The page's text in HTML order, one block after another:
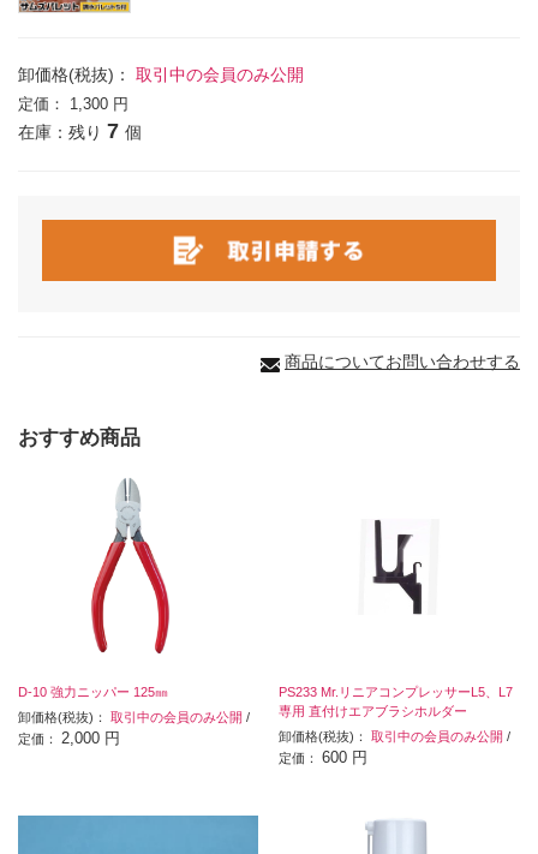
卸価格(税抜)： 取引中の会員のみ公開
定価： 1,300 円
在庫：残り 7 個
商品についてお問い合わせする
おすすめ商品
D-10 強力ニッパー 125㎜
卸価格(税抜)： 取引中の会員のみ公開 /
定価： 2,000 円
PS233 Mr.リニアコンプレッサーL5、L7
専用 直付けエアブラシホルダー
卸価格(税抜)：取引中の会員のみ公開 /
定価：600 円